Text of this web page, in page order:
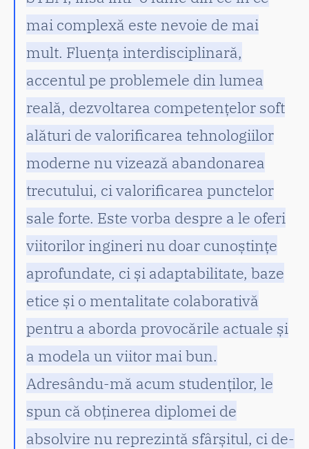
mai complexă este nevoie de mai
mult. Fluența interdisciplinară,
accentul pe problemele din lumea
reală, dezvoltarea competențelor soft
alături de valorificarea tehnologiilor
moderne nu vizează abandonarea
trecutului, ci valorificarea punctelor
sale forte. Este vorba despre a le oferi
viitorilor ingineri nu doar cunoștințe
aprofundate, ci și adaptabilitate, baze
etice și o mentalitate colaborativă
pentru a aborda provocările actuale și
a modela un viitor mai bun.
Adresându-mă acum studenților, le
spun că obținerea diplomei de
absolvire nu reprezintă sfârșitul, ci de-